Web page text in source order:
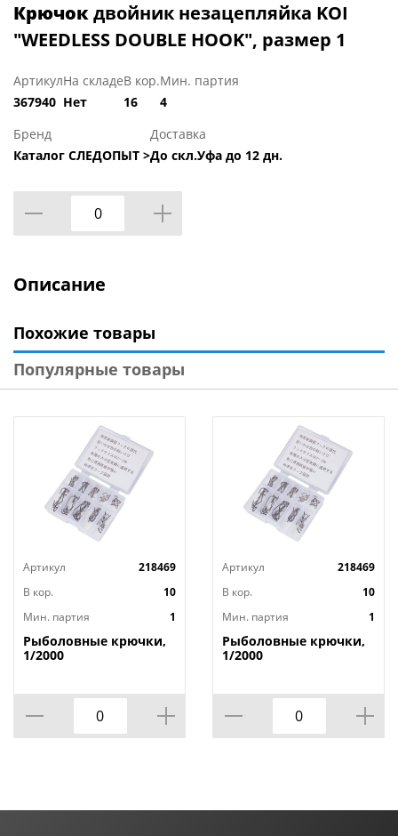
Крючокдвойник незацепляйка KOI
"WEEDLESS DOUBLE HOOK", размер 1
Артикул
367940
На складе
Нет
В кор.
16
Мин. партия
4
Бренд
Каталог СЛЕДОПЫТ >
Доставка
До скл.Уфа до 12 дн.
Описание
Похожие товары
Популярные товары
Артикул
218469
В кор.
10
Мин. партия
1
Рыболовные крючки,
1/2000
Артикул
218469
В кор.
10
Мин. партия
1
Рыболовные крючки,
1/2000